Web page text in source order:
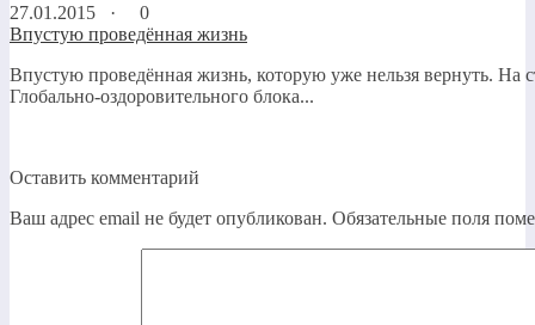
27.01.2015 ·
0
Впустую проведённая жизнь
Впустую проведённая жизнь, которую уже нельзя вернуть. На
Глобально-оздоровительного блока...
Оставить комментарий
Ваш адрес email не будет опубликован. Обязательные поля